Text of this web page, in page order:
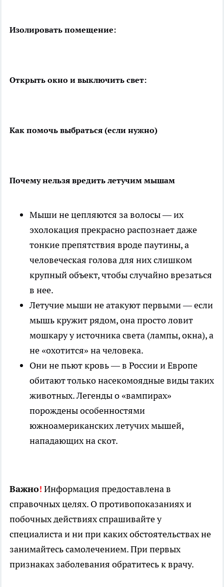
Изолировать помещение:
Открыть окно и выключить свет:
Как помочь выбраться (если нужно)
Почему нельзя вредить летучим мышам
Мыши не цепляются за волосы — их
эхолокация прекрасно распознает даже
тонкие препятствия вроде паутины, а
человеческая голова для них слишком
крупный объект, чтобы случайно врезаться
в нее.
Летучие мыши не атакуют первыми — если
мышь кружит рядом, она просто ловит
мошкару у источника света (лампы, окна), а
не «охотится» на человека.
Они не пьют кровь — в России и Европе
обитают только насекомоядные виды таких
животных. Легенды о «вампирах»
порождены особенностями
южноамериканских летучих мышей,
нападающих на скот.
Важно! Информация предоставлена в
справочных целях. О противопоказаниях и
побочных действиях спрашивайте у
специалиста и ни при каких обстоятельствах не
занимайтесь самолечением. При первых
признаках заболевания обратитесь к врачу.